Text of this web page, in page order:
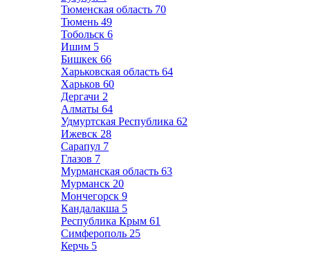
Тюменская область 70
Тюмень 49
Тобольск 6
Ишим 5
Бишкек 66
Харьковская область 64
Харьков 60
Дергачи 2
Алматы 64
Удмуртская Республика 62
Ижевск 28
Сарапул 7
Глазов 7
Мурманская область 63
Мурманск 20
Мончегорск 9
Кандалакша 5
Республика Крым 61
Симферополь 25
Керчь 5